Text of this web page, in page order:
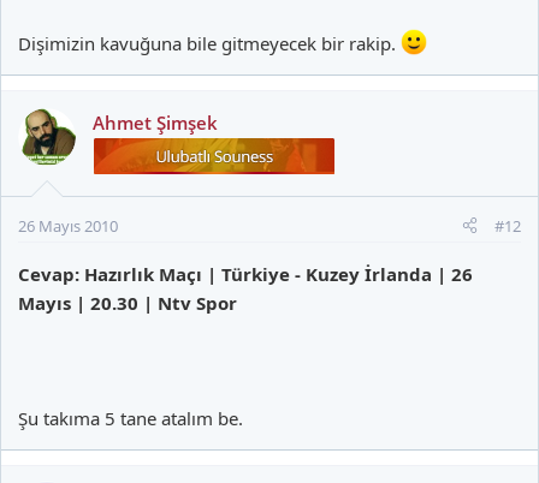
Dişimizin kavuğuna bile gitmeyecek bir rakip.
Ahmet Şimşek
26 Mayıs 2010 #12
Cevap: Hazırlık Maçı | Türkiye - Kuzey İrlanda | 26
Mayıs | 20.30 | Ntv Spor
Şu takıma 5 tane atalım be.